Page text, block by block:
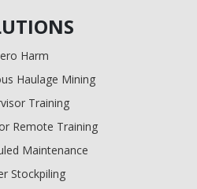
Harm
Haulage Mining
Training
Remote Training
Maintenance
Stockpiling